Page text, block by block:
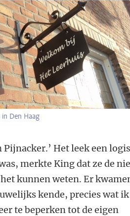
Den Haag
Het leek een
merkte King dat ze de
kunnen weten. Er
kende, precies wat
te beperken tot de eigen